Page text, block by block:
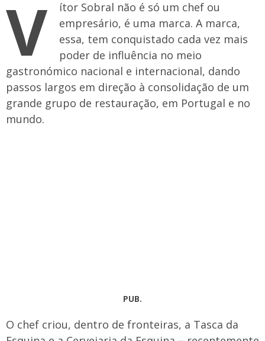
V
ítor Sobral não é só um chef ou
empresário, é uma marca. A marca,
essa, tem conquistado cada vez mais
poder de influência no meio
gastronómico nacional e internacional, dando
passos largos em direção à consolidação de um
grande grupo de restauração, em Portugal e no
mundo.
PUB.
O chef criou, dentro de fronteiras, a Tasca da